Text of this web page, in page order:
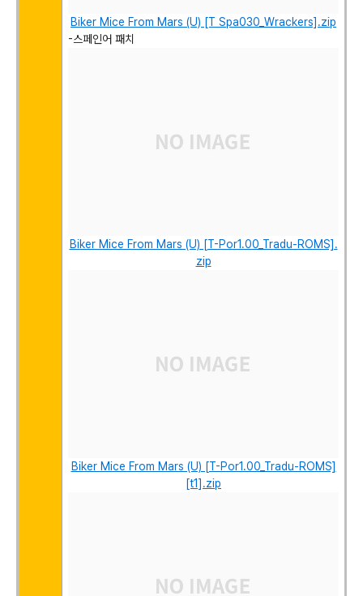
Biker Mice From Mars (U) [T Spa030_Wrackers].zip
-스페인어 패치
Biker Mice From Mars (U) [T-Por1.00_Tradu-ROMS].
zip
Biker Mice From Mars (U) [T-Por1.00_Tradu-ROMS]
[t1].zip